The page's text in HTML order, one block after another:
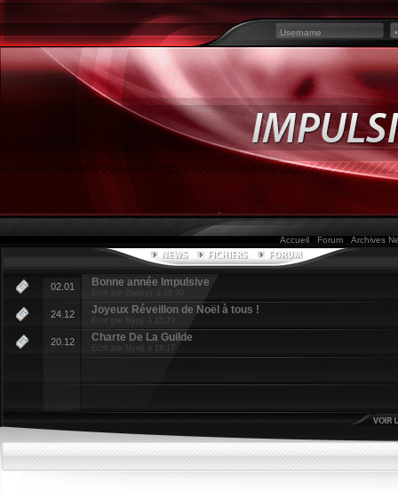
Accueil Forum Archives
02.01 Bonne année Impulsive
24.12 Joyeux Réveillon de Noël à tous !
20.12 Charte De La Guilde
Ecrit par Nÿnÿ à 18:17